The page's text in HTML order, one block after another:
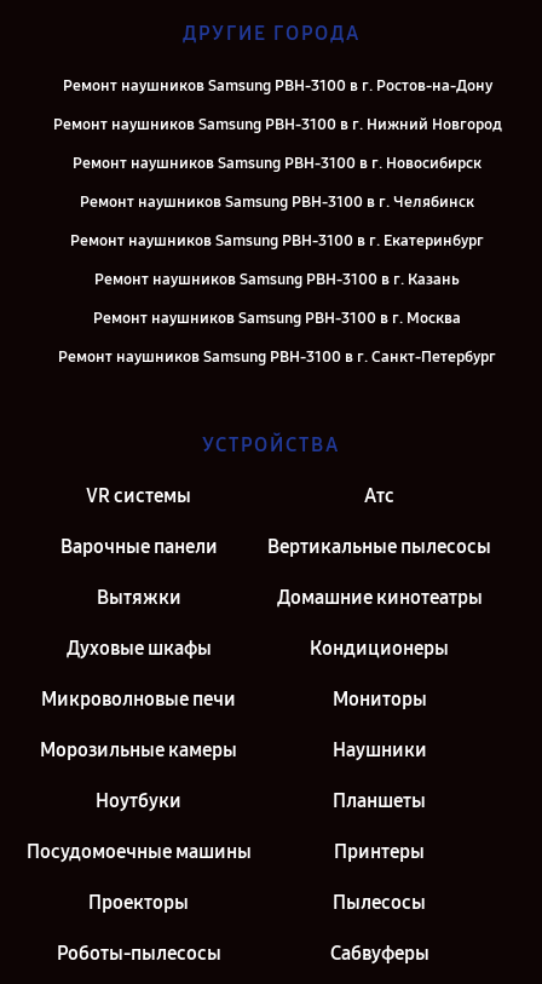
ДРУГИЕ ГОРОДА
Ремонт наушников Samsung PBH-3100 в г. Ростов-на-Дону
Ремонт наушников Samsung PBH-3100 в г. Нижний Новгород
Ремонт наушников Samsung PBH-3100 в г. Новосибирск
Ремонт наушников Samsung PBH-3100 в г. Челябинск
Ремонт наушников Samsung PBH-3100 в г. Екатеринбург
Ремонт наушников Samsung PBH-3100 в г. Казань
Ремонт наушников Samsung PBH-3100 в г. Москва
Ремонт наушников Samsung PBH-3100 в г. Санкт-Петербург
УСТРОЙСТВА
VR системы Атс
Варочные панели Вертикальные пылесосы
Вытяжки Домашние кинотеатры
Духовые шкафы Кондиционеры
Микроволновые печи Мониторы
Морозильные камеры Наушники
Ноутбуки Планшеты
Посудомоечные машины Принтеры
Проекторы Пылесосы
Роботы-пылесосы Сабвуферы